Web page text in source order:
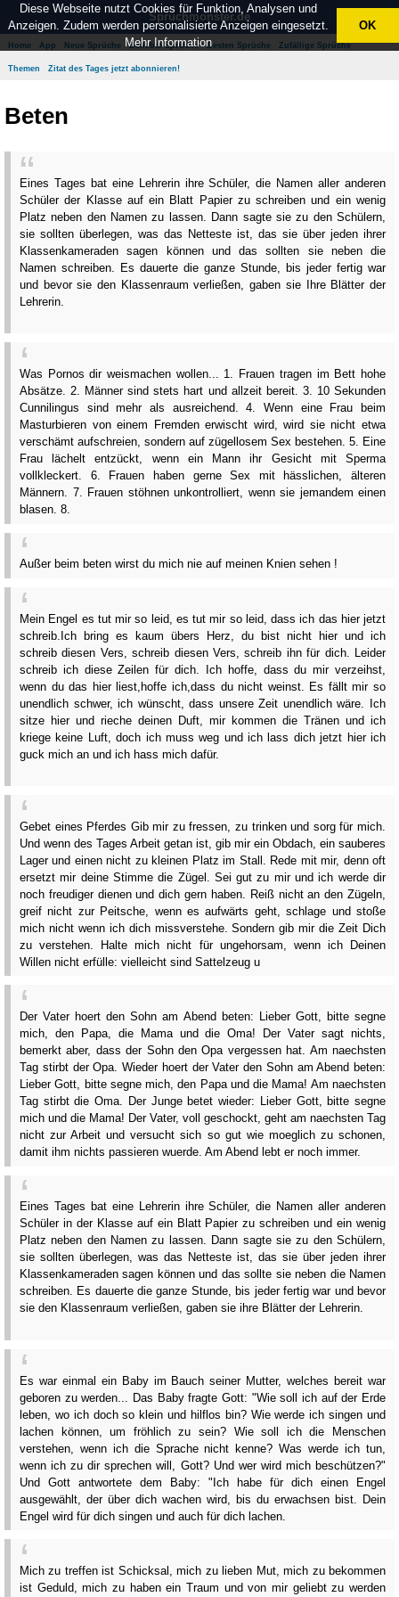
Spruchmonster.de
Home App Neue Sprüche Beliebte Sprüche Besten Sprüche Zufällige Sprüche
Themen Zitat des Tages jetzt abonnieren!
Beten
Eines Tages bat eine Lehrerin ihre Schüler, die Namen aller anderen
Schüler der Klasse auf ein Blatt Papier zu schreiben und ein wenig
Platz neben den Namen zu lassen. Dann sagte sie zu den Schülern,
sie sollten überlegen, was das Netteste ist, das sie über jeden ihrer
Klassenkameraden sagen können und das sollten sie neben die
Namen schreiben. Es dauerte die ganze Stunde, bis jeder fertig war
und bevor sie den Klassenraum verließen, gaben sie Ihre Blätter der
Lehrerin.
Was Pornos dir weismachen wollen... 1. Frauen tragen im Bett hohe
Absätze. 2. Männer sind stets hart und allzeit bereit. 3. 10 Sekunden
Cunnilingus sind mehr als ausreichend. 4. Wenn eine Frau beim
Masturbieren von einem Fremden erwischt wird, wird sie nicht etwa
verschämt aufschreien, sondern auf zügellosem Sex bestehen. 5. Eine
Frau lächelt entzückt, wenn ein Mann ihr Gesicht mit Sperma
vollkleckert. 6. Frauen haben gerne Sex mit hässlichen, älteren
Männern. 7. Frauen stöhnen unkontrolliert, wenn sie jemandem einen
blasen. 8.
Außer beim beten wirst du mich nie auf meinen Knien sehen !
Mein Engel es tut mir so leid, es tut mir so leid, dass ich das hier jetzt
schreib.Ich bring es kaum übers Herz, du bist nicht hier und ich
schreib diesen Vers, schreib diesen Vers, schreib ihn für dich. Leider
schreib ich diese Zeilen für dich. Ich hoffe, dass du mir verzeihst,
wenn du das hier liest,hoffe ich,dass du nicht weinst. Es fällt mir so
unendlich schwer, ich wünscht, dass unsere Zeit unendlich wäre. Ich
sitze hier und rieche deinen Duft, mir kommen die Tränen und ich
kriege keine Luft, doch ich muss weg und ich lass dich jetzt hier ich
guck mich an und ich hass mich dafür.
Gebet eines Pferdes Gib mir zu fressen, zu trinken und sorg für mich.
Und wenn des Tages Arbeit getan ist, gib mir ein Obdach, ein sauberes
Lager und einen nicht zu kleinen Platz im Stall. Rede mit mir, denn oft
ersetzt mir deine Stimme die Zügel. Sei gut zu mir und ich werde dir
noch freudiger dienen und dich gern haben. Reiß nicht an den Zügeln,
greif nicht zur Peitsche, wenn es aufwärts geht, schlage und stoße
mich nicht wenn ich dich missverstehe. Sondern gib mir die Zeit Dich
zu verstehen. Halte mich nicht für ungehorsam, wenn ich Deinen
Willen nicht erfülle: vielleicht sind Sattelzeug u
Der Vater hoert den Sohn am Abend beten: Lieber Gott, bitte segne
mich, den Papa, die Mama und die Oma! Der Vater sagt nichts,
bemerkt aber, dass der Sohn den Opa vergessen hat. Am naechsten
Tag stirbt der Opa. Wieder hoert der Vater den Sohn am Abend beten:
Lieber Gott, bitte segne mich, den Papa und die Mama! Am naechsten
Tag stirbt die Oma. Der Junge betet wieder: Lieber Gott, bitte segne
mich und die Mama! Der Vater, voll geschockt, geht am naechsten Tag
nicht zur Arbeit und versucht sich so gut wie moeglich zu schonen,
damit ihm nichts passieren wuerde. Am Abend lebt er noch immer.
Eines Tages bat eine Lehrerin ihre Schüler, die Namen aller anderen
Schüler in der Klasse auf ein Blatt Papier zu schreiben und ein wenig
Platz neben den Namen zu lassen. Dann sagte sie zu den Schülern,
sie sollten überlegen, was das Netteste ist, das sie über jeden ihrer
Klassenkameraden sagen können und das sollte sie neben die Namen
schreiben. Es dauerte die ganze Stunde, bis jeder fertig war und bevor
sie den Klassenraum verließen, gaben sie ihre Blätter der Lehrerin.
Es war einmal ein Baby im Bauch seiner Mutter, welches bereit war
geboren zu werden... Das Baby fragte Gott: "Wie soll ich auf der Erde
leben, wo ich doch so klein und hilflos bin? Wie werde ich singen und
lachen können, um fröhlich zu sein? Wie soll ich die Menschen
verstehen, wenn ich die Sprache nicht kenne? Was werde ich tun,
wenn ich zu dir sprechen will, Gott? Und wer wird mich beschützen?"
Und Gott antwortete dem Baby: "Ich habe für dich einen Engel
ausgewählt, der über dich wachen wird, bis du erwachsen bist. Dein
Engel wird für dich singen und auch für dich lachen.
Mich zu treffen ist Schicksal, mich zu lieben Mut, mich zu bekommen
ist Geduld, mich zu haben ein Traum und von mir geliebt zu werden
Diese Webseite nutzt Cookies für Funktion, Analysen und
Anzeigen. Zudem werden personalisierte Anzeigen eingesetzt.
Mehr Information
OK